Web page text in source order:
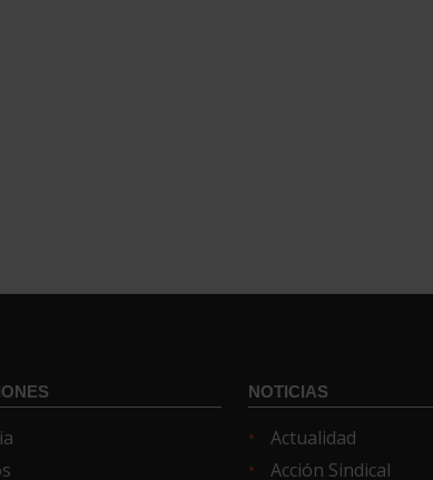
NOTICIAS
Actualidad
Acción Sindical